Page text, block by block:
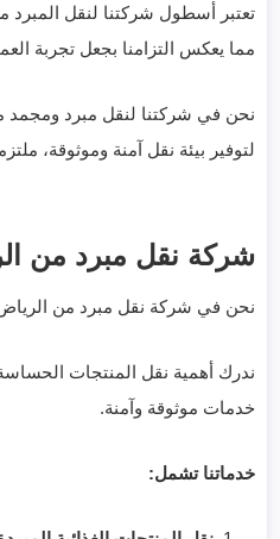
تعتبر أسطول شركتنا لنقل المبرد
مما يعكس التزامنا بجعل تجربة
نحن في شركتنا لنقل مبرد ومجمد
لتوفير بيئة نقل آمنة وموثوقة،
شركة نقل مبرد من
نحن في شركة نقل مبرد من الرياض
ندرك أهمية نقل المنتجات
خدمات موثوقة وآمنة.
خدماتنا تشمل: